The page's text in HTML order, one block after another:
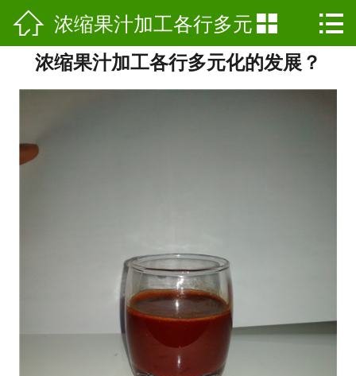
 网站首页
公司简介
工艺介绍
联系我们
 浓缩果汁加工各行多元
化的发展？
 
浓缩果汁加工各行多元化的发展？